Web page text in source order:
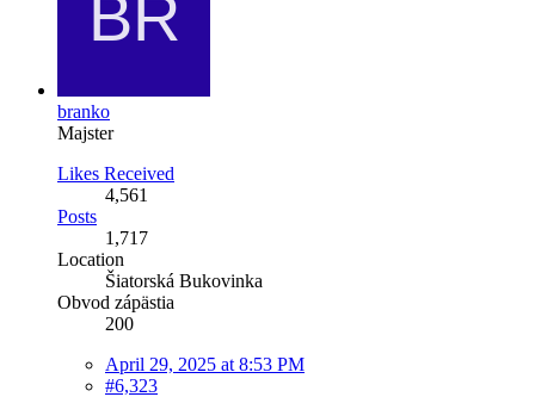
branko
Majster
Likes Received
4,561
Posts
1,717
Location
Šiatorská Bukovinka
Obvod zápästia
200
April 29, 2025 at 8:53 PM
#6,323